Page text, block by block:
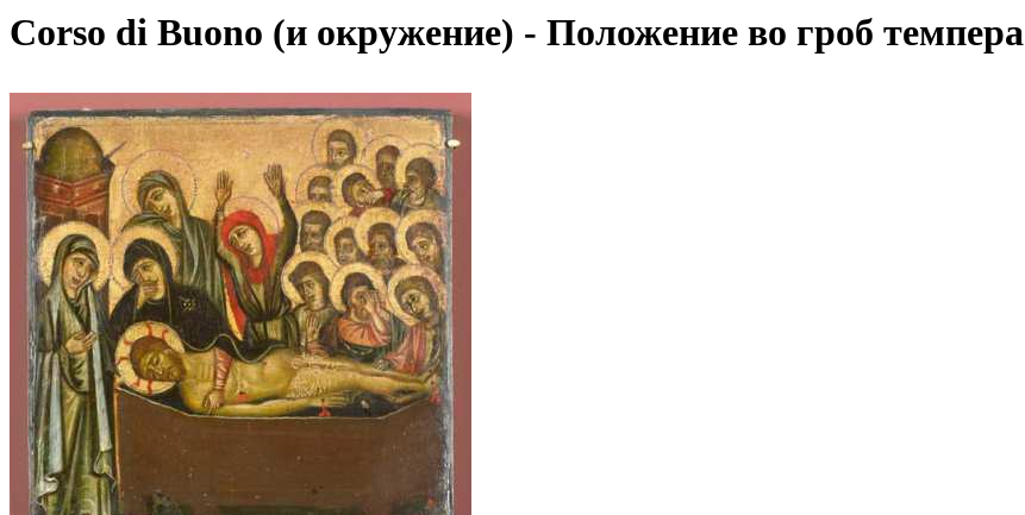
Corso di Buono (и окружение) - Положение во гроб темпера